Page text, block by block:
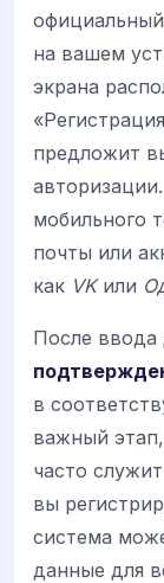
на вашем
экрана
предложит
мобильного
почты или
как VKили
После
в
важный
часто
вы
система
данные для